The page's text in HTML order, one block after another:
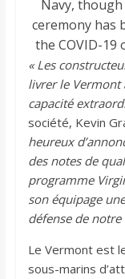
« Les
livrer le Vermont
capacité
société, Kevin
heureux
des notes de
programme
son équipage
défense de notre
Le Vermont est
sous-marins